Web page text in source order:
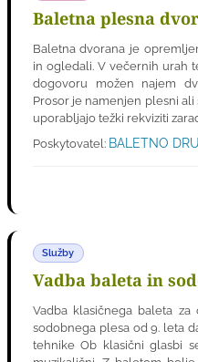
Baletna plesna
Baletna dvorana je
in ogledali. V večernih urah
dogovoru možen najem
Prosor je namenjen plesni
uporabljajo težki rekviziti
Poskytovatel: BALETNO
Služby
Vadba baleta in
Vadba klasičnega baleta
sodobnega plesa od 9. leta
tehnike Ob klasični glasbi